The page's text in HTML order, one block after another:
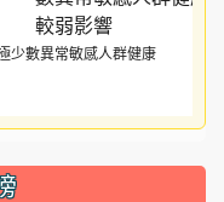
少數異常敏感人群健康